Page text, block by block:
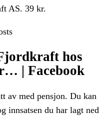
AS. 39 kr.
hos
| Facebook
av med pensjon. Du kan
innsatsen du har lagt ned